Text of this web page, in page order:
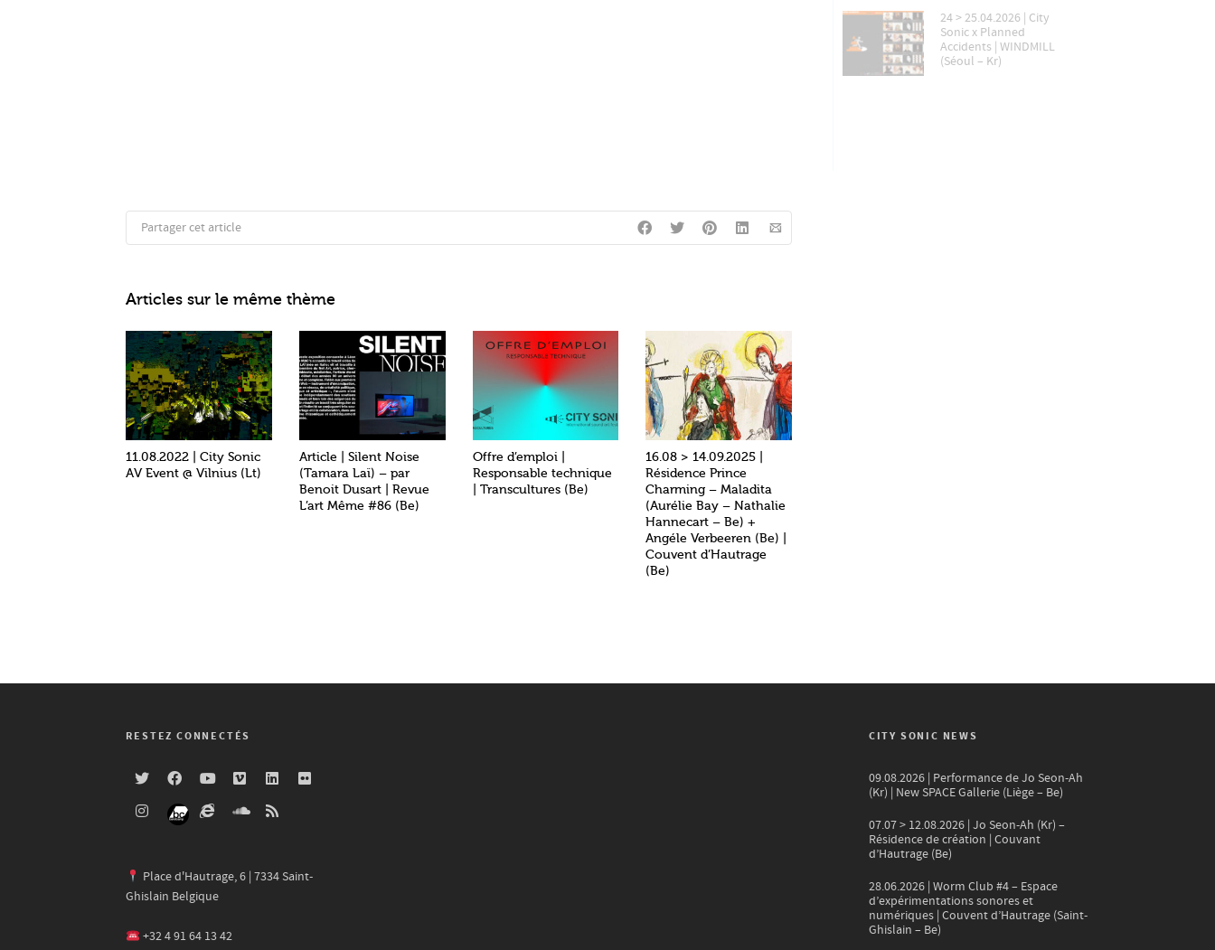
Partager cet article
Articles sur le même thème
11.08.2022 | City Sonic
AV Event @ Vilnius (Lt)
Article | Silent Noise
(Tamara Laï) – par
Benoit Dusart | Revue
L’art Même #86 (Be)
Offre d’emploi |
Responsable technique
| Transcultures (Be)
16.08 > 14.09.2025 |
Résidence Prince
Charming – Maladita
(Aurélie Bay – Nathalie
Hannecart – Be) +
Angéle Verbeeren (Be) |
Couvent d’Hautrage
(Be)
24 > 25.04.2026 | City
Sonic x Planned
Accidents | WINDMILL
(Séoul – Kr)
RESTEZ CONNECTÉS
Place d'Hautrage, 6 | 7334 Saint-
Ghislain Belgique
+32 4 91 64 13 42
CITY SONIC NEWS
09.08.2026 | Performance de Jo Seon-Ah
(Kr) | New SPACE Gallerie (Liège – Be)
07.07 > 12.08.2026 | Jo Seon-Ah (Kr) –
Résidence de création | Couvant
d’Hautrage (Be)
28.06.2026 | Worm Club #4 – Espace
d’expérimentations sonores et
numériques | Couvent d’Hautrage (Saint-
Ghislain – Be)